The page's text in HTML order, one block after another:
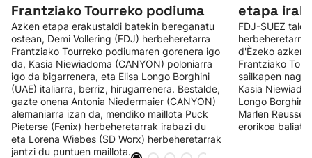
Frantziako Tourreko podiuma
Azken etapa erakustaldi batekin bereganatu
ostean, Demi Vollering (FDJ) herbeheretarra
Frantziako Tourreko podiumaren gorenera igo
da, Kasia Niewiadoma (CANYON) poloniarra
igo da bigarrenera, eta Elisa Longo Borghini
(UAE) italiarra, berriz, hirugarrenera. Bestalde,
gazte onena Antonia Niedermaier (CANYON)
alemaniarra izan da, mendiko maillota Puck
Pieterse (Fenix) herbeheretarrak irabazi du
eta Lorena Wiebes (SD Worx) herbeheretarrak
jantzi du puntuen maillota.
etapa
FDJ-SUEZ
d'Èzeko azken
Frantziako
sailkapen
Kasia
Longo
Marlen
erorikoa